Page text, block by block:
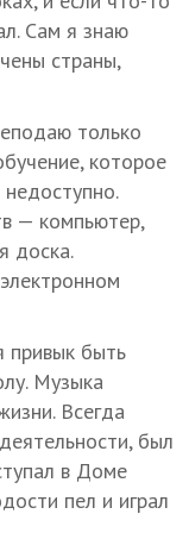
Сам я знаю
страны,
только
которое
— компьютер,
доска.
привык быть
Музыка
Всегда
был
в Доме
пел и играл